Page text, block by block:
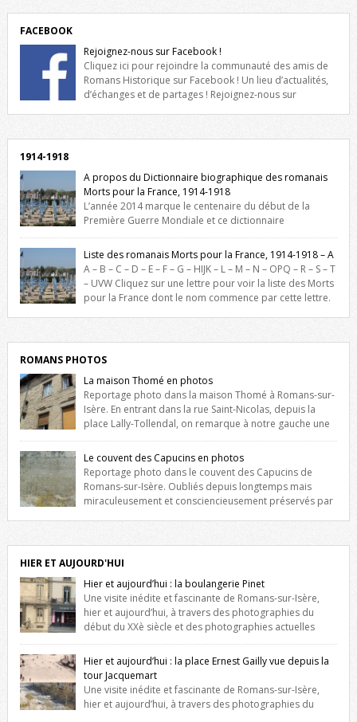
FACEBOOK
Rejoignez-nous sur Facebook !
Cliquez ici pour rejoindre la communauté des amis de
Romans Historique sur Facebook ! Un lieu d’actualités,
d’échanges et de partages ! Rejoignez-nous sur
1914-1918
A propos du Dictionnaire biographique des romanais
Morts pour la France, 1914-1918
L’année 2014 marque le centenaire du début de la
Première Guerre Mondiale et ce dictionnaire
biographique veut rendre hommage aux romanais Morts pour la
France durant ce conflit. La base de cette recherche historique est
constituée des noms gravés sur les plaques commémoratives de
l’Hôtel de Ville, du lycée du Dauphiné et du lycée Triboulet, […]
Liste des romanais Morts pour la France, 1914-1918 – A
A – B – C – D – E – F – G – HIJK – L – M – N – OPQ – R – S – T
– UVW Cliquez sur une lettre pour voir la liste des Morts
pour la France dont le nom commence par cette lettre.
ROMANS PHOTOS
La maison Thomé en photos
Reportage photo dans la maison Thomé à Romans-sur-
Isère. En entrant dans la rue Saint-Nicolas, depuis la
place Lally-Tollendal, on remarque à notre gauche une
maison construite au XVIè siècle. Les deux façades sont ornées de
fenêtres jumelles à meneaux. Entre ces deux étages, on peut voir une
niche qui contient une statue de la Vierge. […]
Le couvent des Capucins en photos
Reportage photo dans le couvent des Capucins de
Romans-sur-Isère. Oubliés depuis longtemps mais
miraculeusement et consciencieusement préservés par
l’histoire de la redécouverte de vestiges du couvent des Capucins !
Petit retour sur l’histoire […]
HIER ET AUJOURD'HUI
Hier et aujourd’hui : la boulangerie Pinet
Une visite inédite et fascinante de Romans-sur-Isère,
hier et aujourd’hui, à travers des photographies du
début du XXè siècle et des photographies actuelles
prises exactement dans le même cadre ! A l’angle de la place Jean
Jaurès et de l’avenue Victor Hugo (à côté d’Intermarché), à Romans. La
boulangerie Jules Pinet est inscrite dans le […]
Hier et aujourd’hui : la place Ernest Gailly vue depuis la
tour Jacquemart
Une visite inédite et fascinante de Romans-sur-Isère,
hier et aujourd’hui, à travers des photographies du